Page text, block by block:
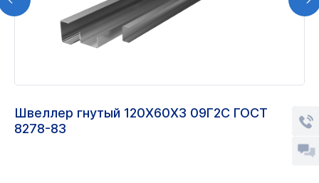
Швеллер гнутый 120Х60Х3 09Г2С ГОСТ
8278-83